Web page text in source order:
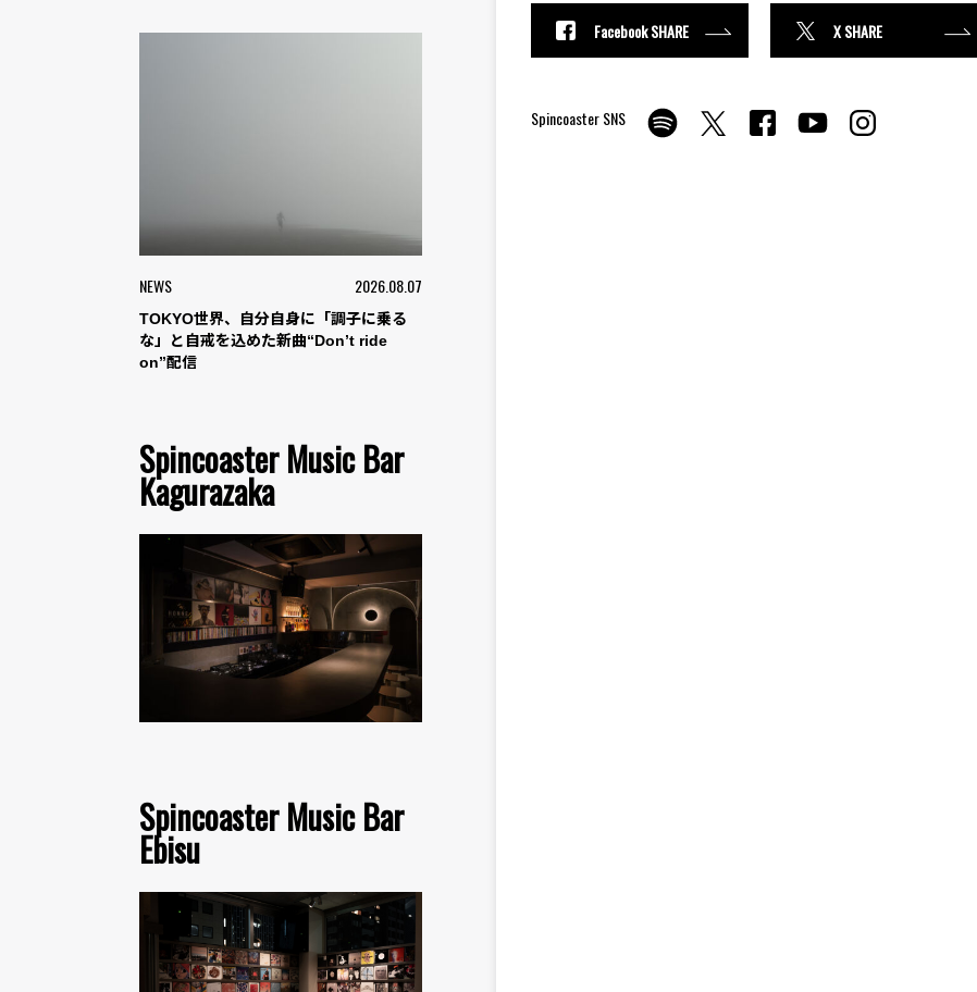
NEWS 2026.08.07
TOKYO世界、自分自身に「調子に乗る
な」と自戒を込めた新曲“Don’t ride
on”配信
Spincoaster Music Bar
Kagurazaka
Spincoaster Music Bar
Ebisu
Facebook SHARE X SHARE
Spincoaster SNS